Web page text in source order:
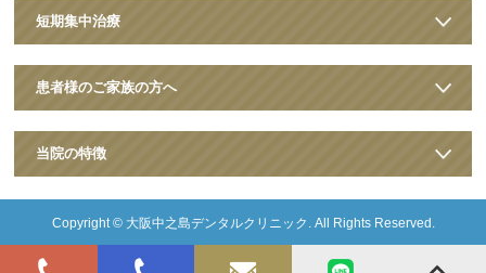
短期集中治療
患者様のご家族の方へ
当院の特徴
Copyright © 大阪中之島デンタルクリニック . All Rights Reserved.